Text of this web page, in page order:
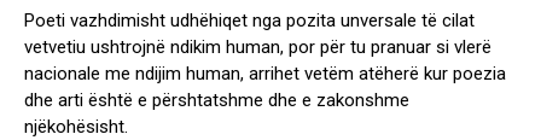
Poeti vazhdimisht udhëhiqet nga pozita unversale të cilat
vetvetiu ushtrojnë ndikim human, por për tu pranuar si vlerë
nacionale me ndijim human, arrihet vetëm atëherë kur poezia
dhe arti është e përshtatshme dhe e zakonshme
njëkohësisht.